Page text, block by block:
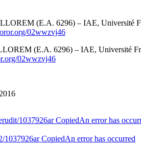
(E.A. 6296) – IAE, Université
ror.org/02wwzvj46
(E.A. 6296) – IAE, Université
02wwzvj46
1037926arCopiedAn error has
1037926arCopiedAn error has occurred